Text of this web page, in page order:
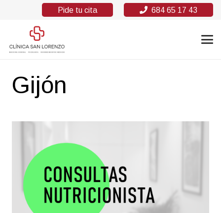
Pide tu cita 684 65 17 43
Gijón